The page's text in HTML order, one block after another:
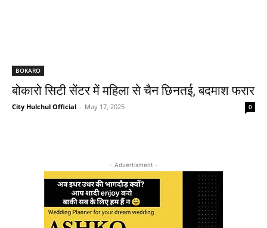
BOKARO
बोकारो सिटी सेंटर में महिला से चैन छिनतई, बदमाश फरार
City Hulchul Official - May 17, 2025 0
- Advertisment -